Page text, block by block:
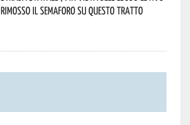
rimosso il semaforo su questo tratto